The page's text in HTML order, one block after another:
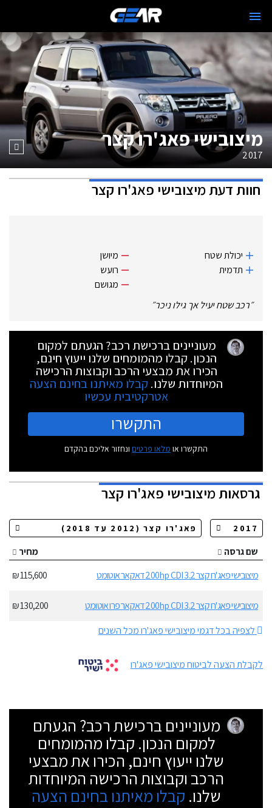
מיצובישי פאג'רו קצר
2017
חוות דעתמיצובישי פאג'רו קצר
יכולת שטח
תדמית
מיושן
רועש
מגושם
״רכב שטח יעיל אך גילו ניכר״
מעוניינים ברכישת רכב? הגעתם למקום
הנכון. קבלו מהמומחים שלנו ייעוץ חינם,
הכירו את מבצעי הרכב וקבוצות הרכישה
המיוחדות שלנו. קבלו מאיתנו בחינם הצעה
אטרקטיבית עכשיו
התקשרו
התקשרו או מלאו פרטים ונחזור אליכם בהקדם
גרסאותמיצובישי פאג'רו קצר
שם גרסה
מחיר
מיצובישי פאג'רו קצר 200hp CDI 3.2 דאקאר אוטומט
115,600 ₪
מיצובישי פאג'רו קצר 200hp CDI 3.2 דאקאר פרו אוטומט
130,200 ₪
לצפיה בכל דגמי מיצובישי פאג'רו מכל השנים
לקבלת הצעה לביטוח מיצובישי פאג'רו
מעוניינים ברכישת רכב? הגעתם
למקום הנכון. קבלו מהמומחים
שלנו ייעוץ חינם, הכירו את מבצעי
הרכב וקבוצות הרכישה המיוחדות
שלנו. קבלו מאיתנו בחינם הצעה